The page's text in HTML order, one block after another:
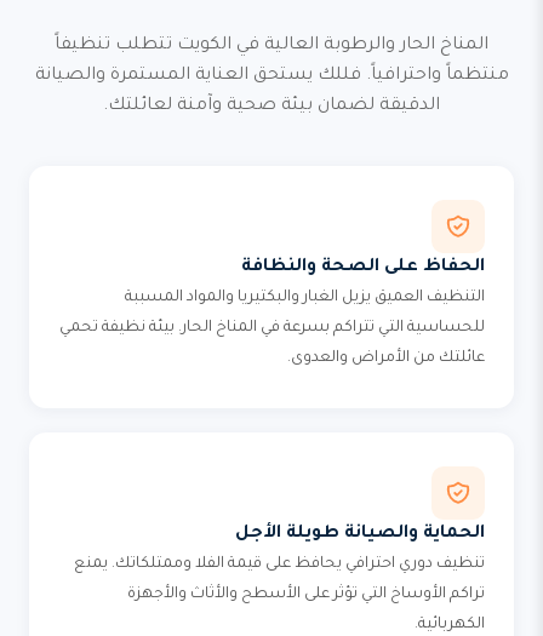
المناخ الحار والرطوبة العالية في الكويت تتطلب تنظيفاً
منتظماً واحترافياً. فللك يستحق العناية المستمرة والصيانة
الدقيقة لضمان بيئة صحية وآمنة لعائلتك.
الحفاظ على الصحة والنظافة
التنظيف العميق يزيل الغبار والبكتيريا والمواد المسببة
للحساسية التي تتراكم بسرعة في المناخ الحار. بيئة نظيفة تحمي
عائلتك من الأمراض والعدوى.
الحماية والصيانة طويلة الأجل
تنظيف دوري احترافي يحافظ على قيمة الفلا وممتلكاتك. يمنع
تراكم الأوساخ التي تؤثر على الأسطح والأثاث والأجهزة
الكهربائية.